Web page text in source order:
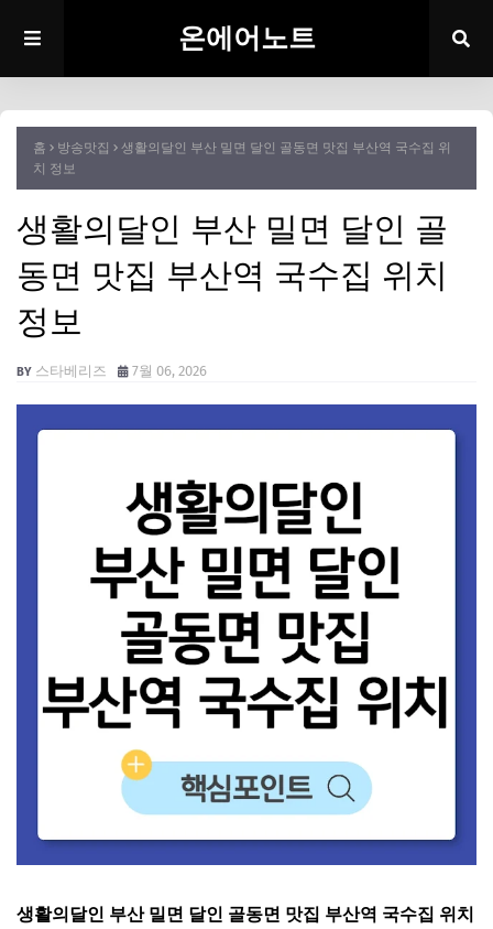
온에어노트
홈 방송맛집
생활의달인 부산 밀면 달인 골동면 맛집 부산역 국수집 위
치 정보
생활의달인 부산 밀면 달인 골
동면 맛집 부산역 국수집 위치
정보
스타베리즈 7월 06, 2026
생활의달인 부산 밀면 달인 골동면 맛집 부산역 국수집 위치